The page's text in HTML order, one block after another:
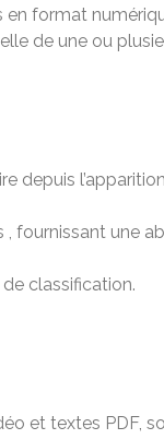
format
de une ou
depuis l’apparition
, fournissant une
classification.
et textes PDF,